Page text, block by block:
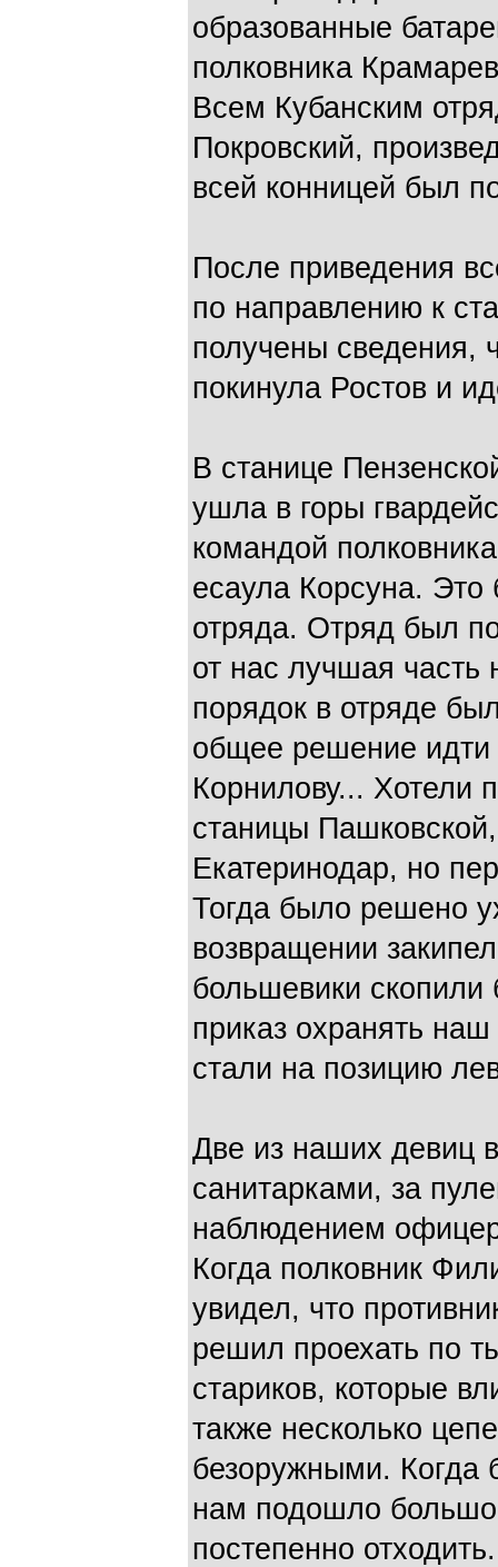
образованные
полковника
Всем Кубанским
Покровский,
всей конницей был
После приведения
по направлению к
получены сведения,
покинула Ростов и
В станице
ушла в горы
командой
есаула Корсуна.
отряда. Отряд был
от нас лучшая
порядок в отряде
общее решение идти
Корнилову... Хотели
станицы
Екатеринодар, но
Тогда было решено
возвращении
большевики
приказ охранять
стали на позицию
Две из наших девиц
санитарками, за
наблюдением
Когда полковник
увидел, что
решил проехать по
стариков, которые
также несколько
безоружными. Когда
нам подошло
постепенно